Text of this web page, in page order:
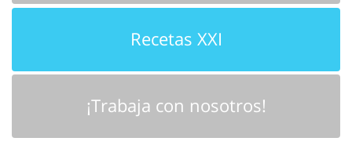
Recetas XXI
¡Trabaja con nosotros!